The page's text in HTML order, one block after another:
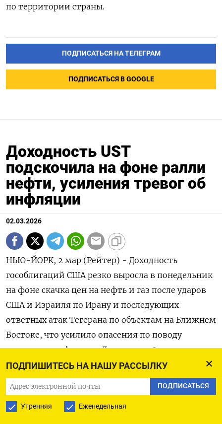
ПОДПИШИТЕСЬ НА НАШУ РАССЫЛКУ
ПОДПИСАТЬСЯ
Утренняя Еженедельная
по территории страны.
ПОДПИСАТЬСЯ НА ТЕЛЕГРАМ
ПОДПИСАТЬСЯ В GOOGLE
Доходность UST
подскочила на фоне ралли
нефти, усиления тревог об
инфляции
02.03.2026
НЬЮ-ЙОРК, 2 мар (Рейтер) - Доходность
гособлигаций США резко выросла в понедельник
‌на фоне скачка цен на нефть и газ после ударов
США ​и ​Израиля ​по Ирану ⁠и последующих
‌ответных атак Тегерана по ‌объектам на Ближнем
Востоке, что ​усилило опасения по поводу
‌ускорения инфляции. Доходность 2-летних
госбондов ​выросла на 8,8 базисного пункта ‌до
3,467% и может показать крупнейший
однодневный рост с ​29 ​октября. Доходность
‌индикативных 10-летних бондов увеличилась на